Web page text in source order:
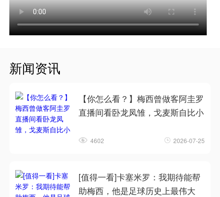
新闻资讯
【你怎么看？】梅西曾做客阿圭罗
直播间看卧龙凤雏，戈麦斯自比小
4602 2026-07-25
[值得一看]卡塞米罗：我期待能帮
助梅西，他是足球历史上最伟大